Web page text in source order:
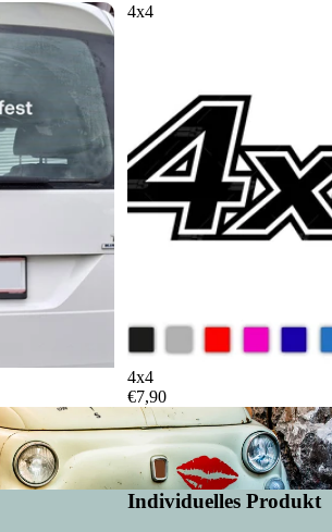
4x4
4x4
€7,90
Individuelles Produkt